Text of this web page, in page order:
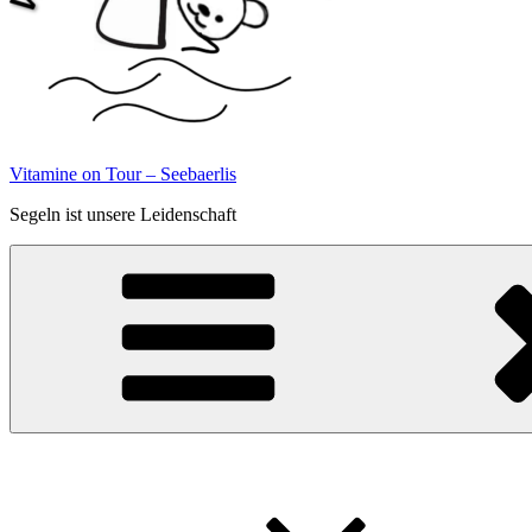
Vitamine on Tour – Seebaerlis
Segeln ist unsere Leidenschaft